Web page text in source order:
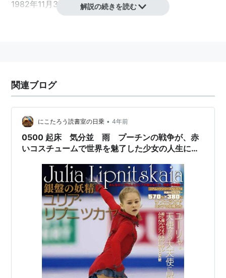
1982年11月3日生まれ
2000-01 ISUグランプリファイナル 優勝
2000-01 世界フィギュアスケート選手権 優勝
2001-02 ソルトレイクシティーオリンピック 銀メダル
2002-03 ISUグランプリファイナル 優勝
2002-03 世界フィギュアスケート選手権 優勝
2003-04 世界フィギュアスケート選手権 優勝
2004-05 ISUグランプリファイナル 優勝
2004-05 ヨーロッパフィギュアスケート選手権 優勝
2005-06 ヨーロッパフィギュアスケート選手権 優勝
2005-06 トリノオリンピック 金メダル
2009-10 ヨーロッパフィギュアスケート選手権 優勝
2009-10 バンクーバーオリンピック 銀メダル
解説の続きを読む
関連ブログ
にこたろう読書室の日乗 • 4年前
0500 起床 気分並 雨 プーチンの戦争が、赤
いコスチュームで世界を魅了した少女の人生に新